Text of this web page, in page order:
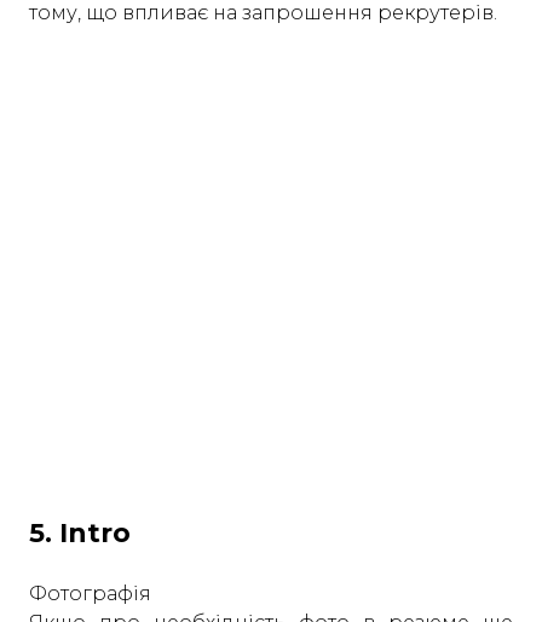
тому, що впливає на запрошення рекрутерів.
5. Intro
Фотографія